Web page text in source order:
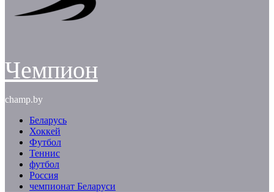
Чемпион
champ.by
Беларусь
Хоккей
Футбол
Теннис
футбол
Россия
чемпионат Беларуси